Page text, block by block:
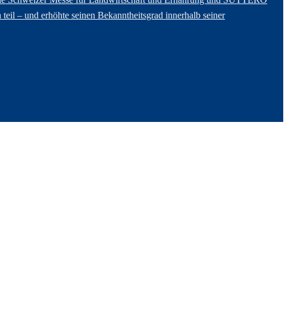
– und erhöhte seinen Bekanntheitsgrad innerhalb seiner